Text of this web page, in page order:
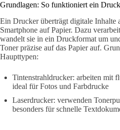
Grundlagen: So funktioniert ein
Ein Drucker überträgt digitale Inhalte
Smartphone auf Papier. Dazu
wandelt sie in ein Druckformat um
Toner präzise auf das Papier auf.
Haupttypen:
Tintenstrahldrucker: arbeiten mit
ideal für Fotos und Farbdrucke
Laserdrucker: verwenden
besonders für schnelle